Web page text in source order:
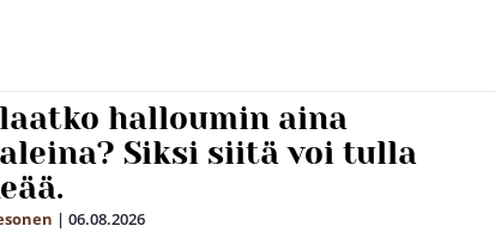
halloumin aina
Siksi siitä voi tulla
| 06.08.2026